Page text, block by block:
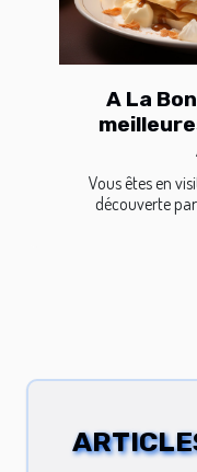
A La
Vous êtes en
découverte